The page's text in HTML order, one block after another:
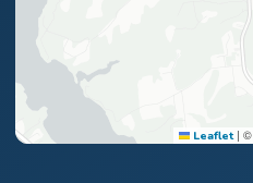
Leaflet | ©